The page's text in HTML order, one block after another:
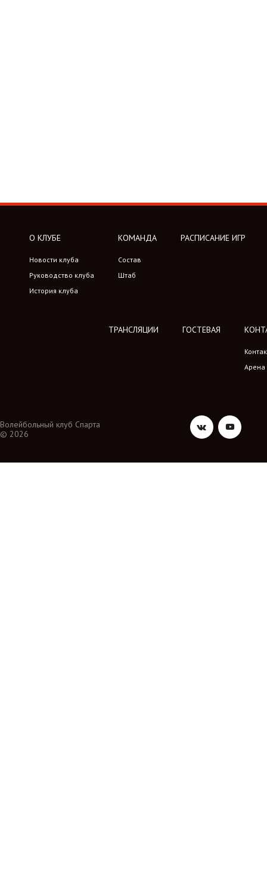
О КЛУБЕ
Новости клуба
Руководство клуба
История клуба
КОМАНДА
Состав
Штаб
РАСПИСАНИЕ ИГР
ТРАНСЛЯЦИИ ГОСТЕВАЯ
Арена
Волейбольный клуб Спарта
© 2026